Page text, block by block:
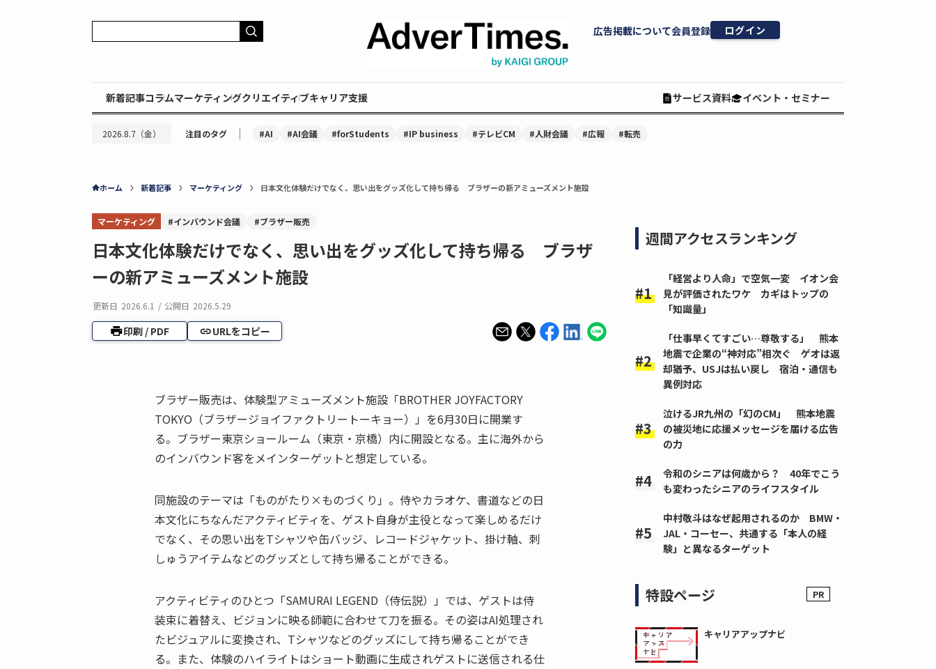
広告掲載について会員登録 ログイン
新着記事コラムマーケティングクリエイティブキャリア支援 サービス資料 イベント・セミナー
2026.8.7（金） 注目のタグ ｜ #AI #AI会議 #forStudents #IP business #テレビCM #人財会議 #広報 #転売
ホーム 新着記事 マーケティング 日本文化体験だけでなく、思い出をグッズ化して持ち帰る ブラザーの新アミューズメント施設
マーケティング #インバウンド会議 #ブラザー販売
日本文化体験だけでなく、思い出をグッズ化して持ち帰る ブラザ
ーの新アミューズメント施設
更新日 2026.6.1 / 公開日 2026.5.29
印刷 / PDF URLをコピー
ブラザー販売は、体験型アミューズメント施設「BROTHER JOYFACTORY
TOKYO（ブラザージョイファクトリートーキョー）」を6月30日に開業す
る。ブラザー東京ショールーム（東京・京橋）内に開設となる。主に海外から
のインバウンド客をメインターゲットと想定している。
同施設のテーマは「ものがたり×ものづくり」。侍やカラオケ、書道などの日
本文化にちなんだアクティビティを、ゲスト自身が主役となって楽しめるだけ
でなく、その思い出をTシャツや缶バッジ、レコードジャケット、掛け軸、刺
しゅうアイテムなどのグッズとして持ち帰ることができる。
アクティビティのひとつ「SAMURAI LEGEND（侍伝説）」では、ゲストは侍
装束に着替え、ビジョンに映る師範に合わせて刀を振る。その姿はAI処理され
たビジュアルに変換され、Tシャツなどのグッズにして持ち帰ることができ
る。また、体験のハイライトはショート動画に生成されゲストに送信される仕
週間アクセスランキング
「経営より人命」で空気一変 イオン会
見が評価されたワケ カギはトップの
「知識量」
「仕事早くてすごい…尊敬する」 熊本
地震で企業の“神対応”相次ぐ ゲオは返
却猶予、USJは払い戻し 宿泊・通信も
異例対応
泣けるJR九州の「幻のCM」 熊本地震
の被災地に応援メッセージを届ける広告
の力
令和のシニアは何歳から？ 40年でこう
も変わったシニアのライフスタイル
中村敬斗はなぜ起用されるのか BMW・
JAL・コーセー、共通する「本人の経
験」と異なるターゲット
特設ページ
キャリアアップナビ